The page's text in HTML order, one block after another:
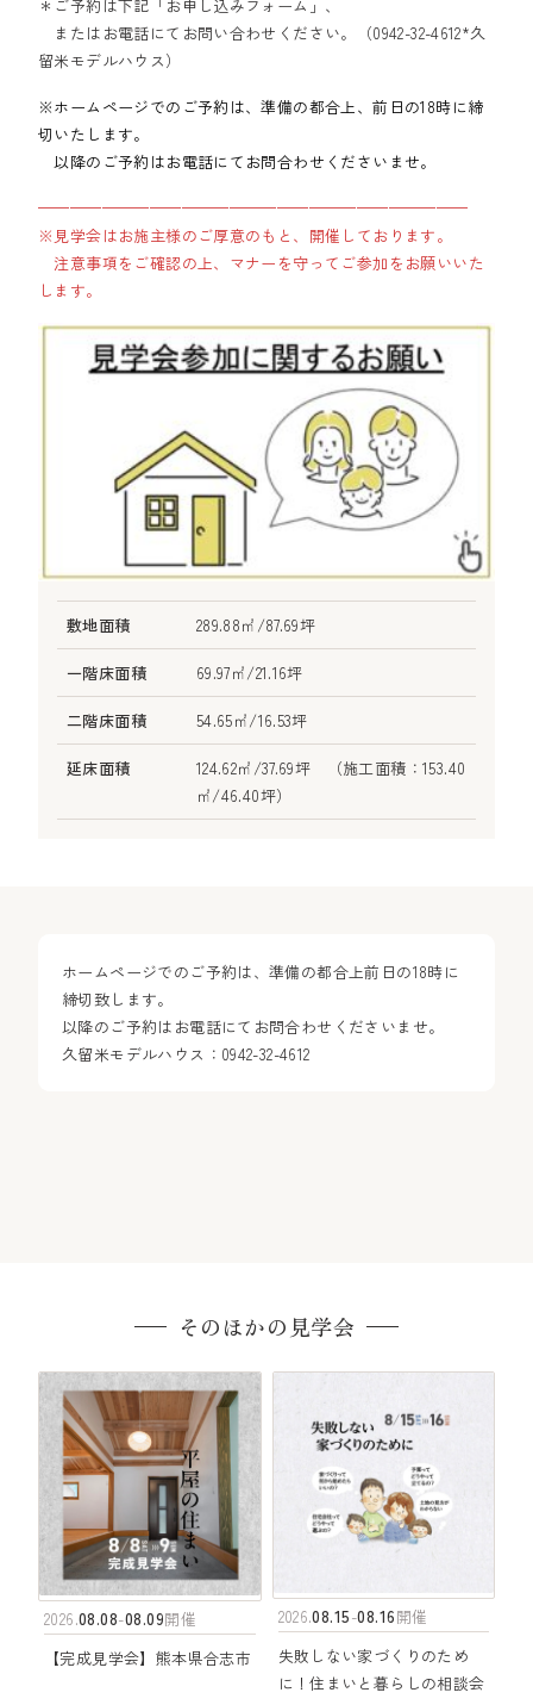
＊ご予約は下記「お申し込みフォーム」、
またはお電話にてお問い合わせください。（0942-32-4612*久
留米モデルハウス）
※ホームページでのご予約は、準備の都合上、前日の18時に締
切いたします。
以降のご予約はお電話にてお問合わせくださいませ。
———————————————————————————
※見学会はお施主様のご厚意のもと、開催しております。
注意事項をご確認の上、マナーを守ってご参加をお願いいた
します。
敷地面積 289.88㎡/87.69坪
一階床面積 69.97㎡/21.16坪
二階床面積 54.65㎡/16.53坪
延床面積
124.62㎡/37.69坪 （施工面積：153.40
㎡/46.40坪）
ホームページでのご予約は、準備の都合上前日の18時に
締切致します。
以降のご予約はお電話にてお問合わせくださいませ。
久留米モデルハウス：0942-32-4612
そのほかの見学会
2026.08.08-08.09開催
【完成見学会】熊本県合志市
2026.08.15-08.16開催
失敗しない家づくりのため
に！住まいと暮らしの相談会